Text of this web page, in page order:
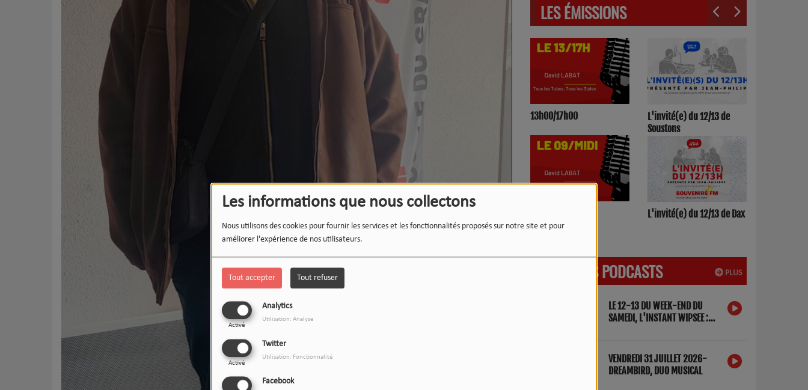
Les informations que nous collectons
Nous utilisons des cookies pour fournir les services et les fonctionnalités proposés sur notre site et pour
améliorer l'expérience de nos utilisateurs.
Tout accepter Tout refuser
Analytics
Activé
Utilisation: Analyse
Twitter
Activé
Utilisation: Fonctionnalité
Facebook
LES ÉMISSIONS
LE 12-13 DU WEEK-END :
L'INSTANT WIPSEE
13h00/17h00
L'invité(e) du 12/13 de
Soustons
L'invité(e) du 12/13 de Dax
PLUS
DERNIERS PODCASTS
LE 12-13 DU WEEK-END DU
SAMEDI, L'INSTANT WIPSEE :
VENDREDI 31 JUILLET 2026-
DREAMBIRD, DUO MUSICAL